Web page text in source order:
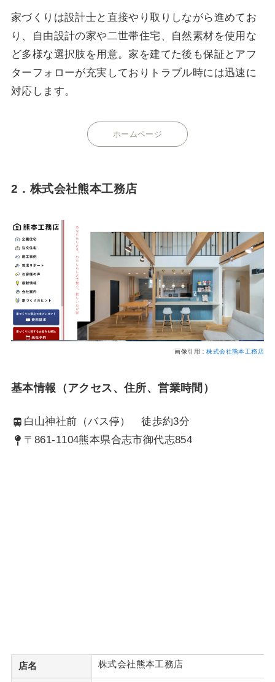
家づくりは設計士と直接やり取りしながら進めてお
り、自由設計の家や二世帯住宅、自然素材を使用な
ど多様な選択肢を用意。家を建てた後も保証とアフ
ターフォローが充実しておりトラブル時には迅速に
対応します。
ホームページ
2．株式会社熊本工務店
画像引用：株式会社熊本工務店
基本情報（アクセス、住所、営業時間）
白山神社前（バス停） 徒歩約3分
〒861-1104熊本県合志市御代志854
店名 株式会社熊本工務店